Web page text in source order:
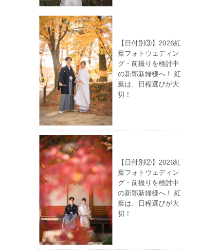
【日付別③】2026紅
葉フォトウェディン
グ・前撮りを検討中
の新郎新婦様へ！ 紅
葉は、日程選びが大
切！
【日付別②】2026紅
葉フォトウェディン
グ・前撮りを検討中
の新郎新婦様へ！ 紅
葉は、日程選びが大
切！